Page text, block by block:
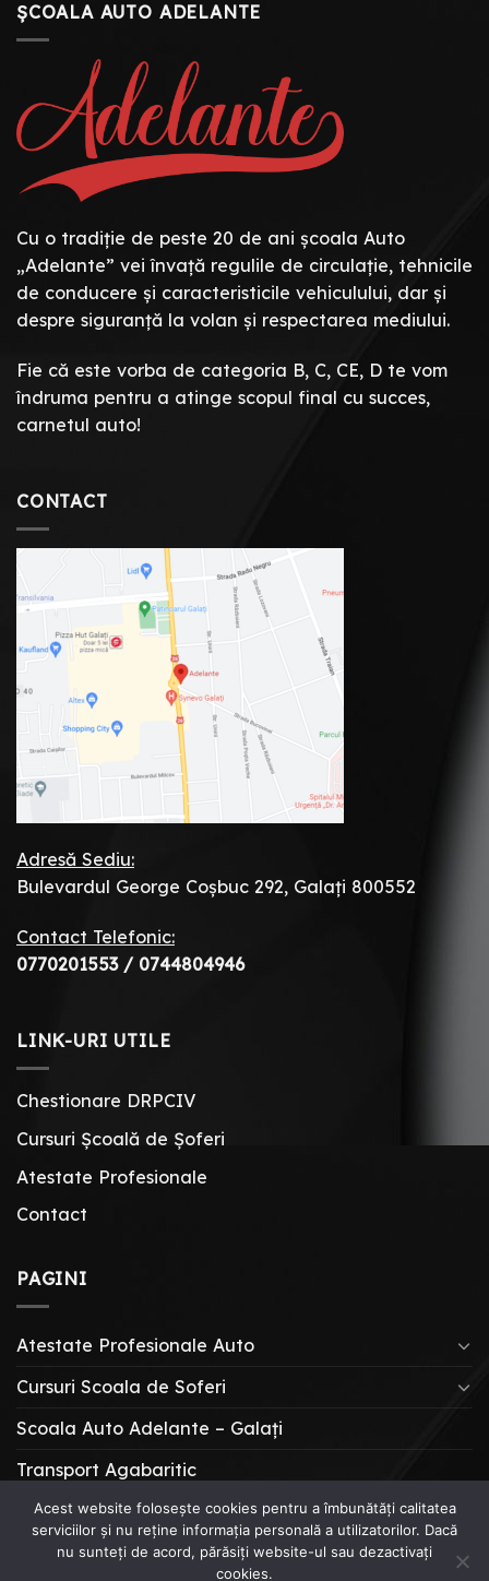
ȘCOALA AUTO ADELANTE
Cu o tradiție de peste 20 de ani școala Auto
„Adelante” vei învață regulile de circulație, tehnicile
de conducere și caracteristicile vehiculului, dar și
despre siguranță la volan și respectarea mediului.
Fie că este vorba de categoria B, C, CE, D te vom
îndruma pentru a atinge scopul final cu succes,
carnetul auto!
CONTACT
Adresă Sediu:
Bulevardul George Coșbuc 292, Galați 800552
Contact Telefonic:
0770201553/ 0744804946
LINK-URI UTILE
Chestionare DRPCIV
Cursuri Școală de Șoferi
Atestate Profesionale
Contact
PAGINI
Atestate Profesionale Auto
Cursuri Scoala de Soferi
Scoala Auto Adelante – Galați
Transport Agabaritic
CURSURI SCOALA DE SOFERI
ATESTATE PROFESIONALE AUTO
ÎNTREBĂRI & SFATURI
Acest website folosește cookies pentru a îmbunătăți calitatea
serviciilor și nu reține informația personală a utilizatorilor. Dacă
nu sunteți de acord, părăsiți website-ul sau dezactivați
cookies.